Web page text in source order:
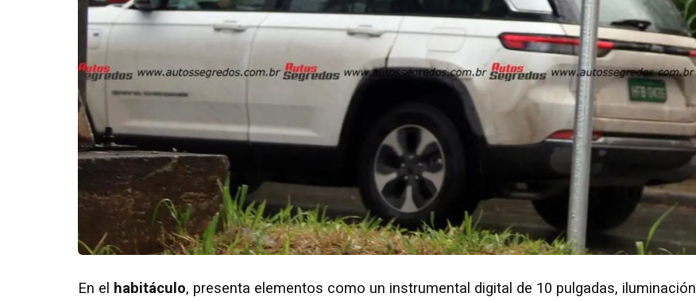
En el habitáculo, presenta elementos como un instrumental digital de 10 pulgadas, iluminación